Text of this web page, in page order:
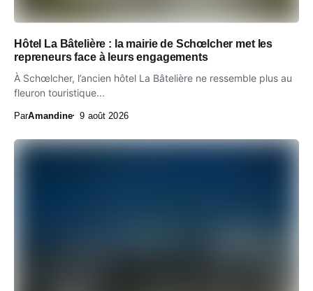
Hôtel La Bâtelière : la mairie de Schœlcher met les
repreneurs face à leurs engagements
À Schœlcher, l’ancien hôtel La Bâtelière ne ressemble plus au
fleuron touristique...
ParAmandine 9 août 2026